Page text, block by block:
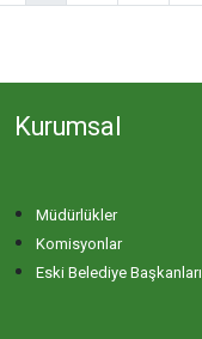
Kurumsal
Müdürlükler
Komisyonlar
Eski Belediye Başkanları